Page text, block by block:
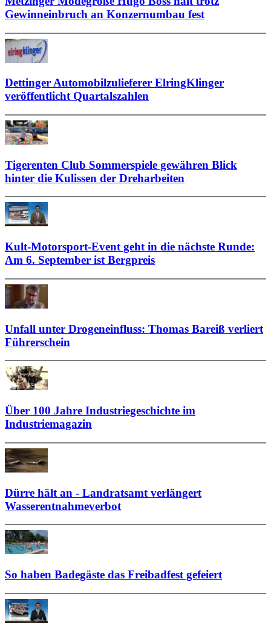
Gewinneinbruch an Konzernumbau fest
Dettinger Automobilzulieferer ElringKlinger
veröffentlicht Quartalszahlen
Tigerenten Club Sommerspiele gewähren Blick
hinter die Kulissen der Dreharbeiten
Kult-Motorsport-Event geht in die nächste Runde:
Am 6. September ist Bergpreis
Unfall unter Drogeneinfluss: Thomas Bareiß verliert
Führerschein
Über 100 Jahre Industriegeschichte im
Industriemagazin
Dürre hält an - Landratsamt verlängert
Wasserentnahmeverbot
So haben Badegäste das Freibadfest gefeiert